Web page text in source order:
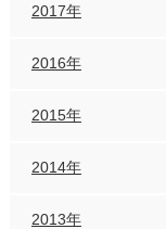
2017年
2016年
2015年
2014年
2013年